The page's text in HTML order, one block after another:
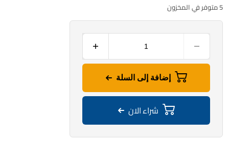
5 متوفر في المخزون
إضافة إلى السلة
شراء الان